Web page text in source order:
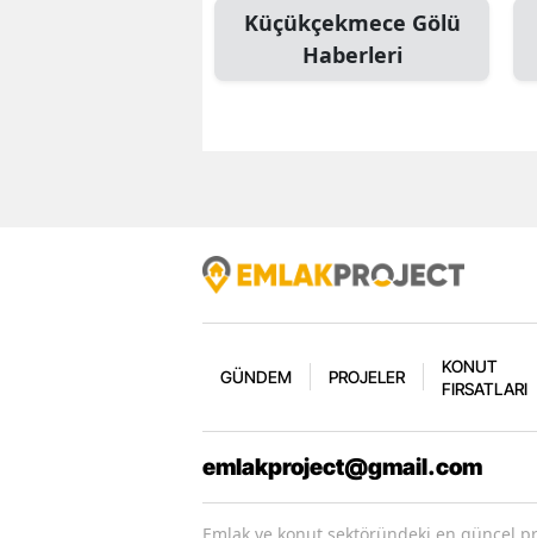
Küçükçekmece Gölü
Haberleri
GÜNDEM PROJELER
KONUT
FIRSATLARI
emlakproject@gmail.com
Emlak ve konut sektöründeki en güncel